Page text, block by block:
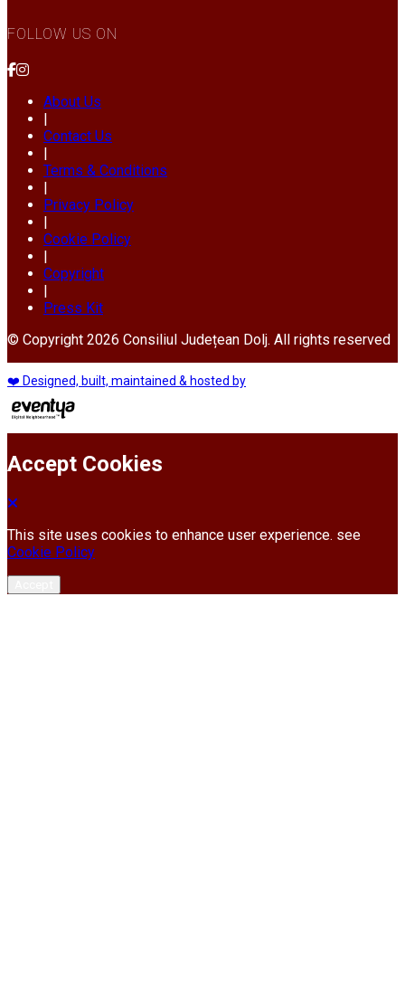
FOLLOW US ON
About Us
|
Contact Us
|
Terms & Conditions
|
Privacy Policy
|
Cookie Policy
|
Copyright
|
Press Kit
© Copyright 2026 Consiliul Județean Dolj. All rights reserved
❤️ Designed, built, maintained & hosted by
Accept Cookies
This site uses cookies to enhance user experience. see
Cookie Policy